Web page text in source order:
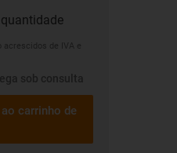
acrescidos de IVA e
sob consulta
carrinho de